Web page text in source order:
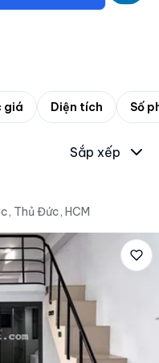
giá Diện tích Số
Sắp xếp
Thủ Đức, HCM